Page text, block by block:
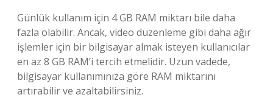
Günlük kullanım için 4 GB RAM miktarı bile daha
fazla olabilir. Ancak, video düzenleme gibi daha ağır
işlemler için bir bilgisayar almak isteyen kullanıcılar
en az 8 GB RAM’i tercih etmelidir. Uzun vadede,
bilgisayar kullanımınıza göre RAM miktarını
artırabilir ve azaltabilirsiniz.